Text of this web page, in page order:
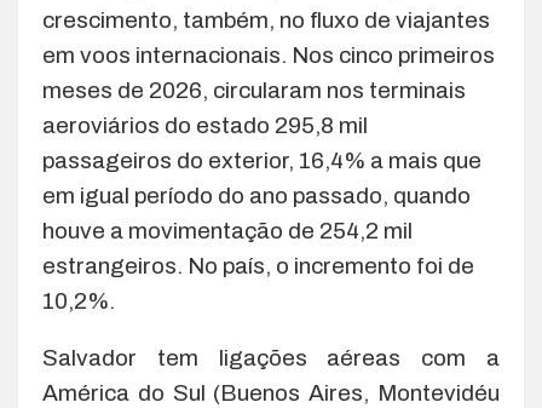
crescimento, também, no fluxo de viajantes
em voos internacionais. Nos cinco primeiros
meses de 2026, circularam nos terminais
aeroviários do estado 295,8 mil
passageiros do exterior, 16,4% a mais que
em igual período do ano passado, quando
houve a movimentação de 254,2 mil
estrangeiros. No país, o incremento foi de
10,2%.
Salvador tem ligações aéreas com a
América do Sul (Buenos Aires, Montevidéu